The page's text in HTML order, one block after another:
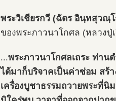
พระวิเชียรกวี (ฉัตร อินฺทสุวณฺ
ของพระภาวนาโกศล (หลวง
...พระภาวนาโกศลเถระ ท่า
ได้มาก็บริจาคเป็นค่าซ่อม สร้
เครื่องบูชาธรรมถวายพระที่